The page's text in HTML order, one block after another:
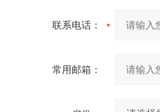
联系电话：
常用邮箱：